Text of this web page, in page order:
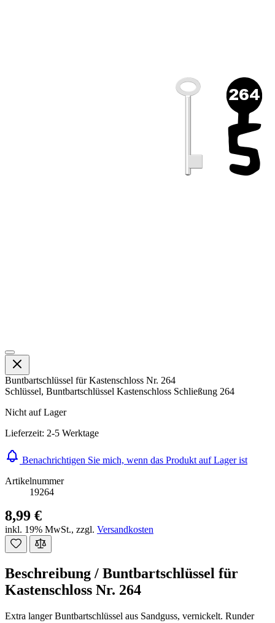
Buntbartschlüssel für Kastenschloss Nr. 264
Schlüssel, Buntbartschlüssel Kastenschloss Schließung 264
Nicht auf Lager
Lieferzeit: 2-5 Werktage
Benachrichtigen Sie mich, wenn das Produkt auf Lager ist
Artikelnummer
19264
8,99 €
inkl. 19% MwSt., zzgl. Versandkosten
Beschreibung / Buntbartschlüssel für
Kastenschloss Nr. 264
Extra langer Buntbartschlüssel aus Sandguss, vernickelt. Runder